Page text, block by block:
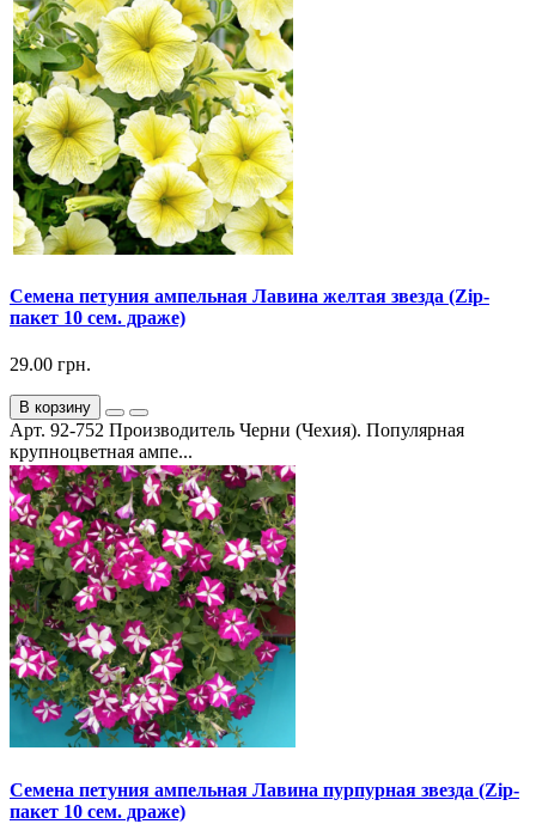
Семена петуния ампельная Лавина желтая звезда (Zip-
пакет 10 сем. драже)
29.00 грн.
В корзину
Арт. 92-752 Производитель Черни (Чехия). Популярная
крупноцветная ампе...
Семена петуния ампельная Лавина пурпурная звезда (Zip-
пакет 10 сем. драже)